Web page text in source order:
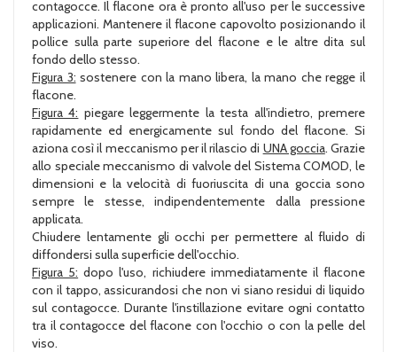
contagocce. Il flacone ora è pronto all'uso per le successive
applicazioni. Mantenere il flacone capovolto posizionando il
pollice sulla parte superiore del flacone e le altre dita sul
fondo dello stesso.
Figura 3: sostenere con la mano libera, la mano che regge il
flacone.
Figura 4: piegare leggermente la testa all'indietro, premere
rapidamente ed energicamente sul fondo del flacone. Si
aziona così il meccanismo per il rilascio di UNA goccia. Grazie
allo speciale meccanismo di valvole del Sistema COMOD, le
dimensioni e la velocità di fuoriuscita di una goccia sono
sempre le stesse, indipendentemente dalla pressione
applicata.
Chiudere lentamente gli occhi per permettere al fluido di
diffondersi sulla superficie dell'occhio.
Figura 5: dopo l'uso, richiudere immediatamente il flacone
con il tappo, assicurandosi che non vi siano residui di liquido
sul contagocce. Durante l'instillazione evitare ogni contatto
tra il contagocce del flacone con l'occhio o con la pelle del
viso.